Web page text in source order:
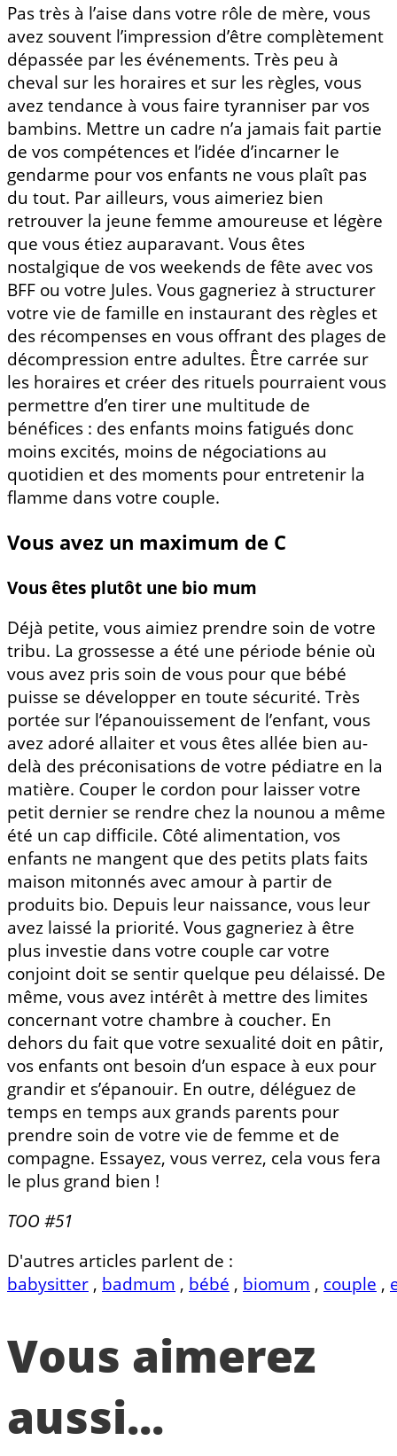
Pas très à l’aise dans votre rôle de mère, vous
avez souvent l’impression d’être complètement
dépassée par les événements. Très peu à
cheval sur les horaires et sur les règles, vous
avez tendance à vous faire tyranniser par vos
bambins. Mettre un cadre n’a jamais fait partie
de vos compétences et l’idée d’incarner le
gendarme pour vos enfants ne vous plaît pas
du tout. Par ailleurs, vous aimeriez bien
retrouver la jeune femme amoureuse et légère
que vous étiez auparavant. Vous êtes
nostalgique de vos weekends de fête avec vos
BFF ou votre Jules. Vous gagneriez à structurer
votre vie de famille en instaurant des règles et
des récompenses en vous offrant des plages de
décompression entre adultes. Être carrée sur
les horaires et créer des rituels pourraient vous
permettre d’en tirer une multitude de
bénéfices : des enfants moins fatigués donc
moins excités, moins de négociations au
quotidien et des moments pour entretenir la
flamme dans votre couple.
Vous avez un maximum de C
Vous êtes plutôt une bio mum
Déjà petite, vous aimiez prendre soin de votre
tribu. La grossesse a été une période bénie où
vous avez pris soin de vous pour que bébé
puisse se développer en toute sécurité. Très
portée sur l’épanouissement de l’enfant, vous
avez adoré allaiter et vous êtes allée bien au-
delà des préconisations de votre pédiatre en la
matière. Couper le cordon pour laisser votre
petit dernier se rendre chez la nounou a même
été un cap difficile. Côté alimentation, vos
enfants ne mangent que des petits plats faits
maison mitonnés avec amour à partir de
produits bio. Depuis leur naissance, vous leur
avez laissé la priorité. Vous gagneriez à être
plus investie dans votre couple car votre
conjoint doit se sentir quelque peu délaissé. De
même, vous avez intérêt à mettre des limites
concernant votre chambre à coucher. En
dehors du fait que votre sexualité doit en pâtir,
vos enfants ont besoin d’un espace à eux pour
grandir et s’épanouir. En outre, déléguez de
temps en temps aux grands parents pour
prendre soin de votre vie de femme et de
compagne. Essayez, vous verrez, cela vous fera
le plus grand bien !
TOO #51
D'autres articles parlent de :
babysitter , badmum , bébé , biomum , couple ,
Vous aimerez
aussi...